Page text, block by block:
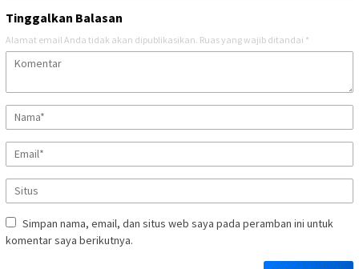
Tinggalkan Balasan
Alamat email Anda tidak akan dipublikasikan. Ruas yang wajib ditandai *
Simpan nama, email, dan situs web saya pada peramban ini untuk
komentar saya berikutnya.